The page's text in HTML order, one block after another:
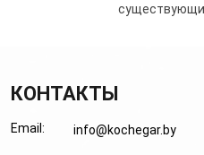
КОНТАКТЫ
Email: info@kochegar.by